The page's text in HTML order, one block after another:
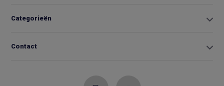
Categorieën
Contact